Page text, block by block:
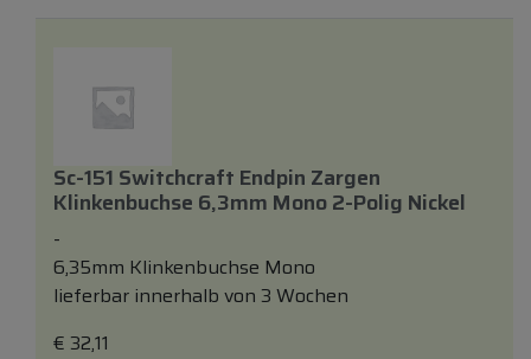
Sc-151 Switchcraft Endpin Zargen
Klinkenbuchse 6,3mm Mono 2-Polig Nickel
-
6,35mm Klinkenbuchse Mono
lieferbar innerhalb von 3 Wochen
€ 32,11